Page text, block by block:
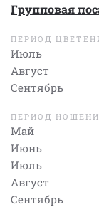
Групповая
ПЕРИОД
Июль
Август
Сентябрь
ПЕРИОД
Май
Июнь
Июль
Август
Сентябрь